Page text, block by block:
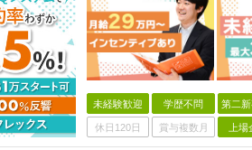
未経験歓迎 学歴不問 第二
休日120日 賞与複数月 上